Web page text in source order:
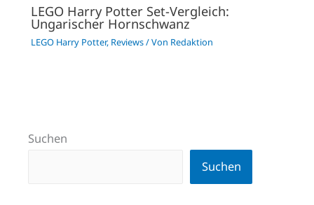
LEGO Harry Potter Set-Vergleich:
Ungarischer Hornschwanz
LEGO Harry Potter, Reviews/ Von Redaktion
Suchen
Suchen